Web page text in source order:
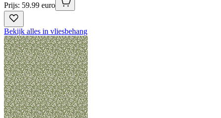
Prijs: 59.99 euro
Bekijk alles in vliesbehang